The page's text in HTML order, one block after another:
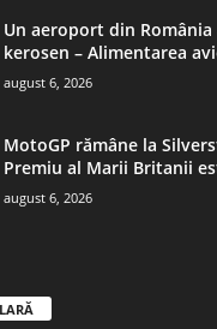
Un aeroport din România
kerosen – Alimentarea
august 6, 2026
MotoGP rămâne la
Premiu al Marii Britanii
august 6, 2026